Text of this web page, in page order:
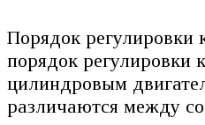
Порядок
порядок
цилиндровым
различаются между